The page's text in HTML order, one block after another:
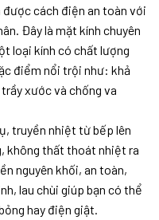
cách điện an toàn với
Đây là mặt kính chuyên
loại kính có chất lượng
điểm nổi trội như: khả
xước và chống va
truyền nhiệt từ bếp lên
không thất thoát nhiệt ra
nguyên khối, an toàn,
lau chùi giúp bạn có thể
hay điện giật.